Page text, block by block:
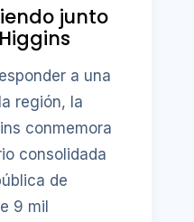
junto
a una
región, la
conmemora
consolidada
de
9 mil